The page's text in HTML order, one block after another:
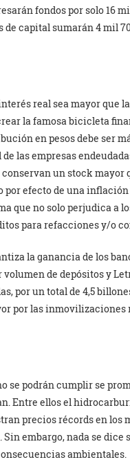
fondos por solo 16
capital sumarán 4 mil
real sea mayor que
la famosa bicicleta
en pesos debe ser
las empresas
un stock mayor
por efecto de una
que no solo perjudica a
para refacciones y/o
la ganancia de los
de depósitos y
por un total de 4,5
por las
se podrán cumplir se
Entre ellos el
precios récords en los
embargo, nada se dice
ambientales.